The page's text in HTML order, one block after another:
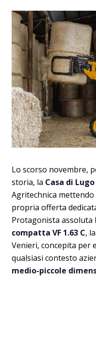
Lo scorso novembre,
storia, la Casa di Lugo
Agritechnica
propria offerta
Protagonista assoluta
compatta VF 1.63 C,
Venieri, concepita per
qualsiasi contesto
medio-piccole